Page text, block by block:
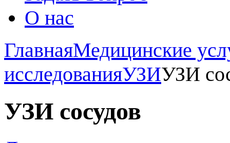
О нас
ГлавнаяМедицинские
исследованияУЗИУЗИ
УЗИ сосудов